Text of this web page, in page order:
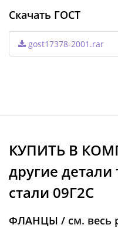
Скачать ГОСТ
gost17378-2001.rar
КУПИТЬ В
другие
стали 09Г2С
ФЛАНЦЫ / см. весь